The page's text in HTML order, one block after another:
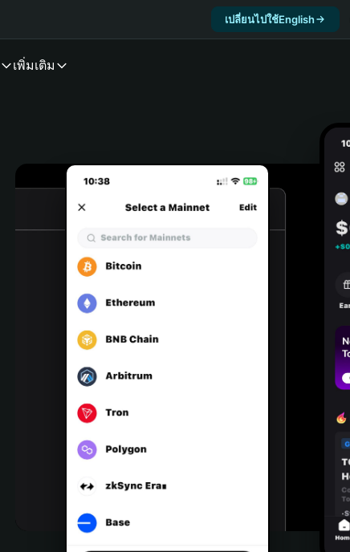
เปลี่ยนไปใช้English
เพิ่มเติม